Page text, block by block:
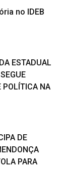
no IDEB
ESTADUAL
POLÍTICA NA
DE
PARA